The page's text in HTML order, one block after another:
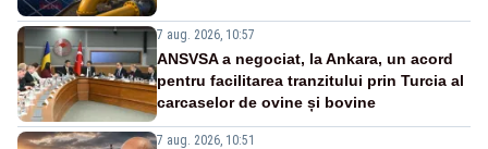
7 aug. 2026, 10:57
ANSVSA a negociat, la Ankara, un acord
pentru facilitarea tranzitului prin Turcia al
carcaselor de ovine și bovine
7 aug. 2026, 10:51